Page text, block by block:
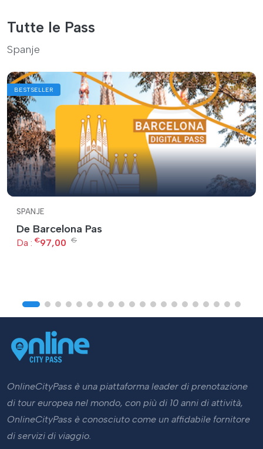
Tutte le Pass
Spanje
BESTSELLER
SPANJE
De Barcelona Pas
Da : €97,00 €
OnlineCityPass è una piattaforma leader di prenotazione
di tour europea nel mondo, con più di 10 anni di attività,
OnlineCityPass è conosciuto come un affidabile fornitore
di servizi di viaggio.